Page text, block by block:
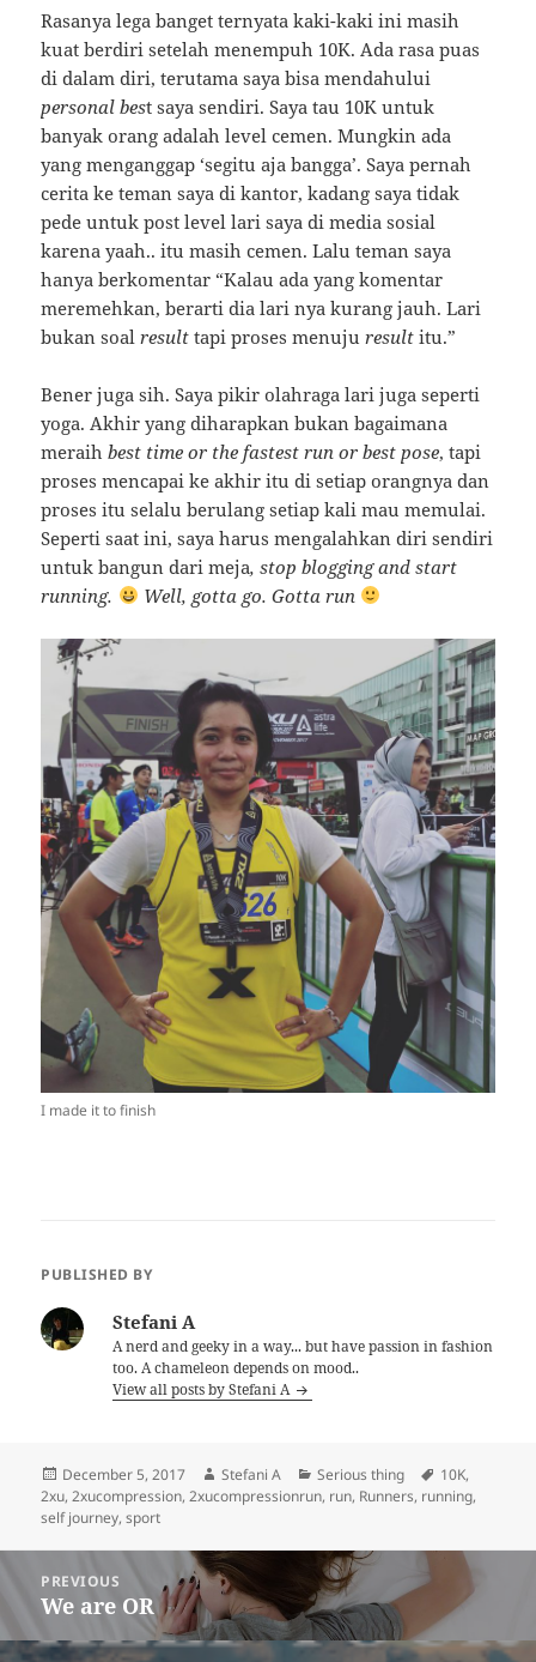
Rasanya lega banget ternyata kaki-kaki ini masih
kuat berdiri setelah menempuh 10K. Ada rasa puas
di dalam diri, terutama saya bisa mendahului
personal best saya sendiri. Saya tau 10K untuk
banyak orang adalah level cemen. Mungkin ada
yang menganggap ‘segitu aja bangga’. Saya pernah
cerita ke teman saya di kantor, kadang saya tidak
pede untuk post level lari saya di media sosial
karena yaah.. itu masih cemen. Lalu teman saya
hanya berkomentar “Kalau ada yang komentar
meremehkan, berarti dia lari nya kurang jauh. Lari
bukan soalresult tapi proses menujuresult itu.”
Bener juga sih. Saya pikir olahraga lari juga seperti
yoga. Akhir yang diharapkan bukan bagaimana
meraih best time or the fastest run or best pose, tapi
proses mencapai ke akhir itu di setiap orangnya dan
proses itu selalu berulang setiap kali mau memulai.
Seperti saat ini, saya harus mengalahkan diri sendiri
untuk bangun dari meja, stop blogging and start
running.
Well, gotta go. Gotta run
I made it to finish
PUBLISHED BY
Stefani A
A nerd and geeky in a way... but have passion in fashion
too. A chameleon depends on mood..
View all posts by Stefani A
Posted
on
December 5, 2017 Author
Stefani A Categories
Serious thing Tags
10K,
2xu,2xucompression,2xucompressionrun, run, Runners, running,
self journey,sport
navigation
PREVIOUS
Previous
post:
We are OR